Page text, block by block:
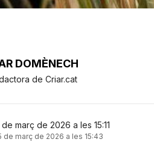
DOMÈNECH
de Criar.cat
març de 2026 a les 15:11
de març de 2026 a les 15:43